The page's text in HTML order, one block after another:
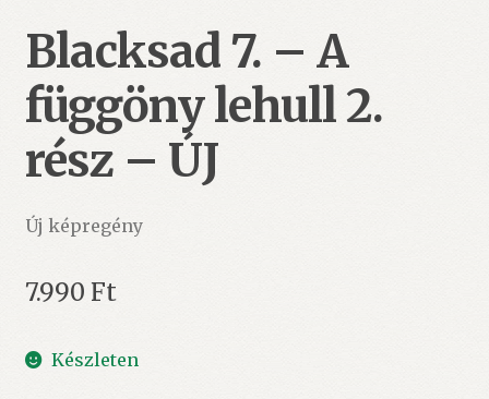
Blacksad 7. – A
függöny lehull 2.
rész – ÚJ
Új képregény
7.990 Ft
Készleten